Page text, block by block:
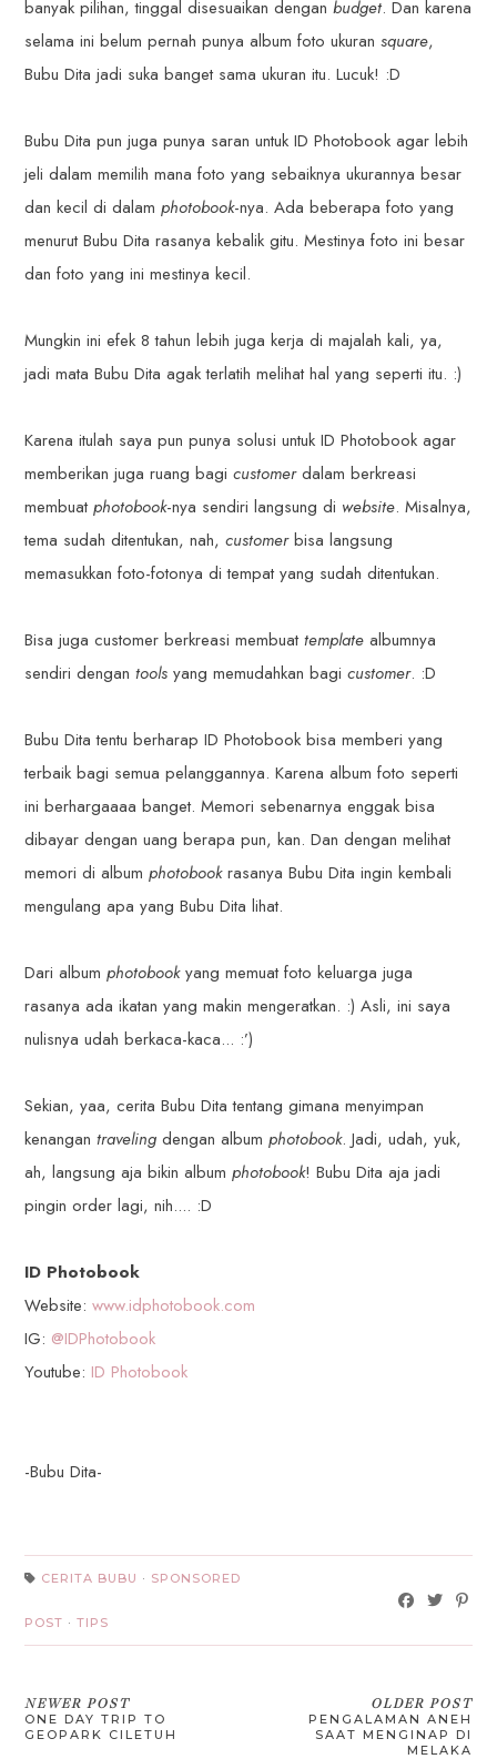
banyak pilihan, tinggal disesuaikan denganbudget. Dan karena
selama ini belum pernah punya album foto ukuransquare,
Bubu Dita jadi suka banget sama ukuran itu. Lucuk! :D
Bubu Dita pun juga punya saran untuk ID Photobook agar lebih
jeli dalam memilih mana foto yang sebaiknya ukurannya besar
dan kecil di dalamphotobook-nya. Ada beberapa foto yang
menurut Bubu Dita rasanya kebalik gitu. Mestinya foto ini besar
dan foto yang ini mestinya kecil.
Mungkin ini efek 8 tahun lebih juga kerja di majalah kali, ya,
jadi mata Bubu Dita agak terlatih melihat hal yang seperti itu. :)
Karena itulah saya pun punya solusi untuk ID Photobook agar
memberikan juga ruang bagicustomerdalam berkreasi
membuatphotobook-nya sendiri langsung di website. Misalnya,
tema sudah ditentukan, nah,customerbisa langsung
memasukkan foto-fotonya di tempat yang sudah ditentukan.
Bisa juga customer berkreasi membuattemplate albumnya
sendiri dengantools yang memudahkan bagicustomer. :D
Bubu Dita tentu berharap ID Photobook bisa memberi yang
terbaik bagi semua pelanggannya. Karena album foto seperti
ini berhargaaaa banget. Memori sebenarnya enggak bisa
dibayar dengan uang berapa pun, kan. Dan dengan melihat
memori di albumphotobookrasanya Bubu Dita ingin kembali
mengulang apa yang Bubu Dita lihat.
Dari album photobookyang memuat foto keluarga juga
rasanya ada ikatan yang makin mengeratkan. :) Asli, ini saya
nulisnya udah berkaca-kaca... :’)
Sekian, yaa, cerita Bubu Dita tentang gimana menyimpan
kenangantraveling dengan albumphotobook. Jadi, udah, yuk,
ah, langsung aja bikin albumphotobook! Bubu Dita aja jadi
pingin order lagi, nih.... :D
ID Photobook
Website:www.idphotobook.com
IG: @IDPhotobook
Youtube: ID Photobook
-Bubu Dita-
CERITA BUBU · SPONSORED
POST ·TIPS
NEWER POST
ONE DAY TRIP TO
GEOPARK CILETUH
OLDER POST
PENGALAMAN ANEH
SAAT MENGINAP DI
MELAKA